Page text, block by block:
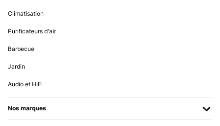
Climatisation
Purificateurs d'air
Barbecue
Jardin
Audio et HiFi
Nos marques